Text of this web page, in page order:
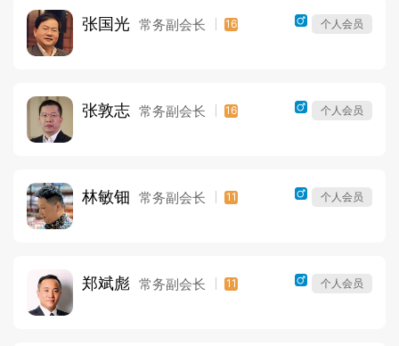
张国光 常务副会长 16 个人会员
张敦志 常务副会长 16 个人会员
林敏钿 常务副会长 11 个人会员
郑斌彪 常务副会长 11 个人会员